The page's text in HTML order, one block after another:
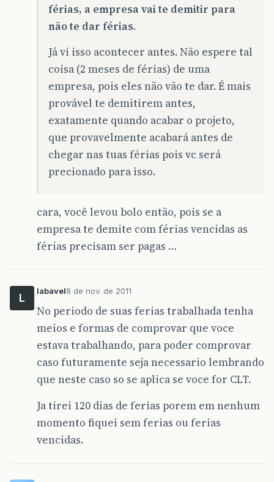
férias, a empresa vai te demitir para
não te dar férias.
Já vi isso acontecer antes. Não espere tal
coisa (2 meses de férias) de uma
empresa, pois eles não vão te dar. É mais
provável te demitirem antes,
exatamente quando acabar o projeto,
que provavelmente acabará antes de
chegar nas tuas férias pois vc será
precionado para isso.
cara, você levou bolo então, pois se a
empresa te demite com férias vencidas as
férias precisam ser pagas …
L
labavel8 de nov. de 2011
No periodo de suas ferias trabalhada tenha
meios e formas de comprovar que voce
estava trabalhando, para poder comprovar
caso futuramente seja necessario lembrando
que neste caso so se aplica se voce for CLT.
Ja tirei 120 dias de ferias porem em nenhum
momento fiquei sem ferias ou ferias
vencidas.